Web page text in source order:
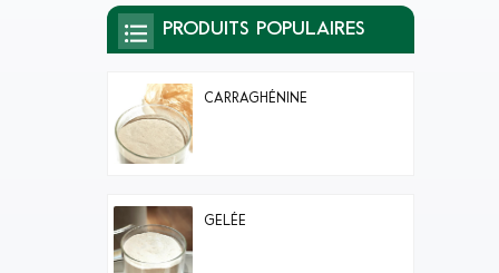
PRODUITS POPULAIRES
CARRAGHÉNINE
GELÉE